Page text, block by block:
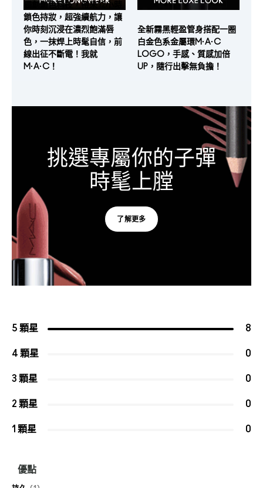
獨創鎖色科技，帶來12小時
鎖色持妝，超強續航力，讓
你時刻沉浸在濃烈飽滿唇
色，一抹焊上時髦自信，前
線出征不斷電！我就
M·A·C！
全新霧黑輕盈管身搭配一圈
白金色系金屬環M·A·C
LOGO，手感、質感加倍
UP，隨行出擊無負擔！
挑選專屬你的子彈
時髦上膛
了解更多
5 顆星 8
4 顆星 0
3 顆星 0
2 顆星 0
1 顆星 0
優點